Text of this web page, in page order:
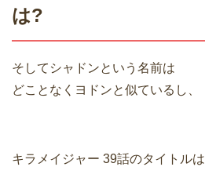
は?
そしてシャドンという名前は
どことなくヨドンと似ているし、
キラメイジャー 39話のタイトルは